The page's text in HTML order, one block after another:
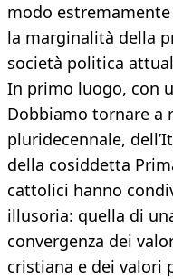
modo
la marginalità della
società politica
In primo luogo, con
Dobbiamo tornare a
pluridecennale,
della cosiddetta
cattolici hanno
illusoria: quella di
convergenza dei
cristiana e dei valori